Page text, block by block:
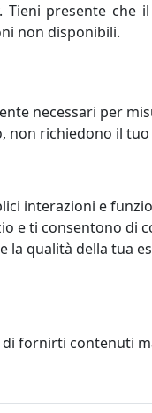
presente che
non disponibili.
necessari per
non richiedono il tuo
interazioni e
e ti consentono di
qualità della tua
fornirti contenuti